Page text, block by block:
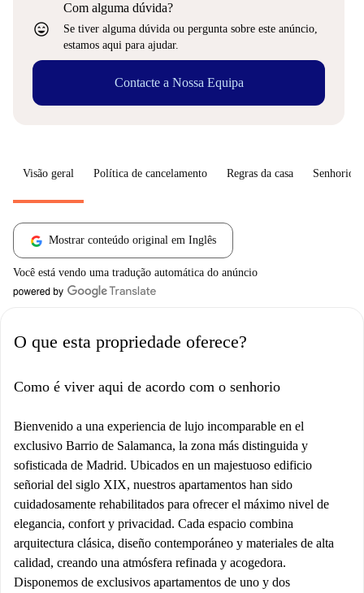
sentiment_very_satisfied
Com alguma dúvida?
Se tiver alguma dúvida ou pergunta sobre este anúncio,
estamos aqui para ajudar.
Contacte a Nossa Equipa
Visão geral Política de cancelamento Regras da casa Senhorio
Mostrar conteúdo original em Inglês
Você está vendo uma tradução automática do anúncio
O que esta propriedade oferece?
Como é viver aqui de acordo com o senhorio
Bienvenido a una experiencia de lujo incomparable en el
exclusivo Barrio de Salamanca, la zona más distinguida y
sofisticada de Madrid. Ubicados en un majestuoso edificio
señorial del siglo XIX, nuestros apartamentos han sido
cuidadosamente rehabilitados para ofrecer el máximo nivel de
elegancia, confort y privacidad. Cada espacio combina
arquitectura clásica, diseño contemporáneo y materiales de alta
calidad, creando una atmósfera refinada y acogedora.
Disponemos de exclusivos apartamentos de uno y dos